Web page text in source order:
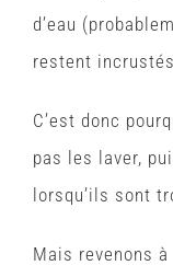
d’eau
restent
C’est donc
pas les laver,
lorsqu’ils sont
Mais revenons